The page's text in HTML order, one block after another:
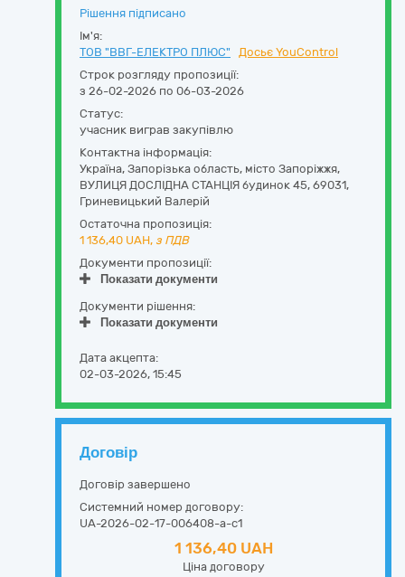
Рішення підписано
Ім'я:
ТОВ "ВВГ-ЕЛЕКТРО ПЛЮС"
Досьє YouControl
Строк розгляду пропозиції:
з 26-02-2026 по 06-03-2026
Статус:
учасник виграв закупівлю
Контактна інформація:
Україна, Запорізька область, місто Запоріжжя,
ВУЛИЦЯ ДОСЛІДНА СТАНЦІЯ будинок 45, 69031,
Гриневицький Валерій
Остаточна пропозиція:
1 136,40 UAH, з ПДВ
Документи пропозиції:
Показати документи
Документи рішення:
Показати документи
Дата акцепта:
02-03-2026, 15:45
Договір
Договір завершено
Системний номер договору:
UA-2026-02-17-006408-a-c1
1 136,40 UAH
Ціна договору